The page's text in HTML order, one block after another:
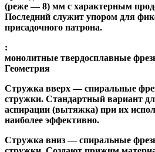
(реже — 8) мм с характерным
Последний служит упором для
присадочного патрона.
:
монолитные твердосплавные
Геометрия
Стружка вверх— спиральные
стружки. Стандартный вариант
аспирации (вытяжка) при их
наиболее эффективно.
Стружка вниз— спиральные